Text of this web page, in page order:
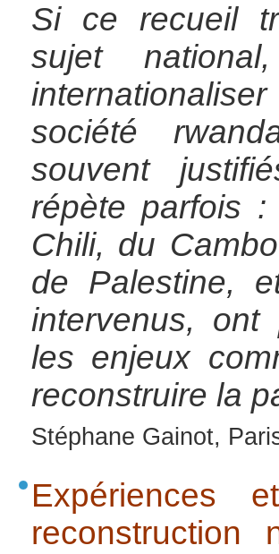
Si ce recueil
sujet
société
souvent
répète parfois
Chili, du
de Palestine,
intervenus, ont
les enjeux
reconstruire la
Stéphane Gainot,
Expériences